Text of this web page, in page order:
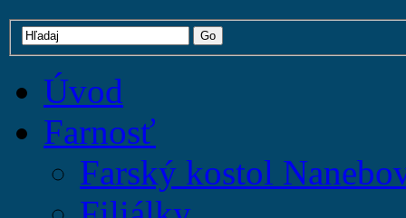
Úvod
Farnosť
Farský kostol